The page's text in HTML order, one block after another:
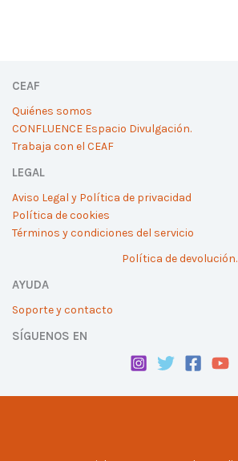
CEAF
Quiénes somos
CONFLUENCE Espacio Divulgación.
Trabaja con el CEAF
LEGAL
Aviso Legal y Política de privacidad
Política de cookies
Términos y condiciones del servicio
Política de devolución.
AYUDA
Soporte y contacto
SÍGUENOS EN